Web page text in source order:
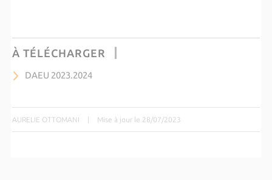
À TÉLÉCHARGER
DAEU 2023.2024
AURELIE OTTOMANI | Mise à jour le 28/07/2023